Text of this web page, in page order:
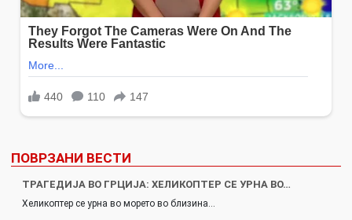
ПОВРЗАНИ ВЕСТИ
ТРАГЕДИЈА ВО ГРЦИЈА: ХЕЛИКОПТЕР СЕ УРНА ВО…
Хеликоптер се урна во морето во близина…